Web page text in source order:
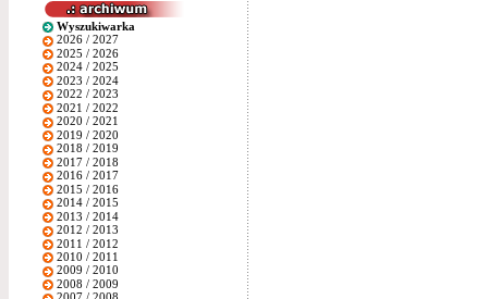
Wyszukiwarka
2026 / 2027
2025 / 2026
2024 / 2025
2023 / 2024
2022 / 2023
2021 / 2022
2020 / 2021
2019 / 2020
2018 / 2019
2017 / 2018
2016 / 2017
2015 / 2016
2014 / 2015
2013 / 2014
2012 / 2013
2011 / 2012
2010 / 2011
2009 / 2010
2008 / 2009